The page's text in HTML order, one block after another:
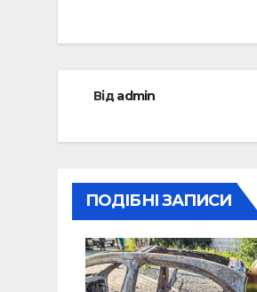
Відadmin
ПОДІБНІ ЗАПИСИ